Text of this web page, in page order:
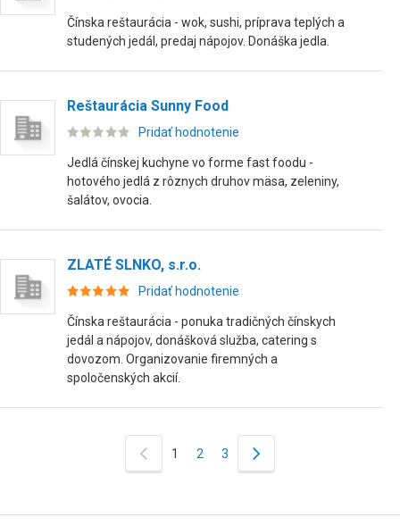
Čínska reštaurácia - wok, sushi, príprava teplých a
studených jedál, predaj nápojov. Donáška jedla.
Reštaurácia Sunny Food
Pridať hodnotenie
Jedlá čínskej kuchyne vo forme fast foodu -
hotového jedlá z rôznych druhov mäsa, zeleniny,
šalátov, ovocia.
ZLATÉ SLNKO, s.r.o.
Pridať hodnotenie
Čínska reštaurácia - ponuka tradičných čínskych
jedál a nápojov, donášková služba, catering s
dovozom. Organizovanie firemných a
spoločenských akcií.
1 2 3